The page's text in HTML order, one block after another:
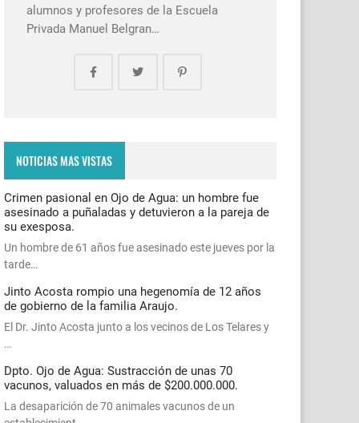
alumnos y profesores de la Escuela
Privada Manuel Belgran…
NOTICIAS MAS VISTAS
Crimen pasional en Ojo de Agua: un hombre fue
asesinado a puñaladas y detuvieron a la pareja de
su exesposa.
Un hombre de 61 años fue asesinado este jueves por la
tarde…
Jinto Acosta rompio una hegenomía de 12 años
de gobierno de la familia Araujo.
El Dr. Jinto Acosta junto a los vecinos de Los Telares y
…
Dpto. Ojo de Agua: Sustracción de unas 70
vacunos, valuados en más de $200.000.000.
La desaparición de 70 animales vacunos de un